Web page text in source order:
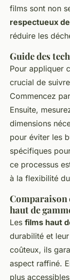
films sont non
respectueux
réduire les
Guide des
Pour appliquer
crucial de
Commencez
Ensuite,
dimensions
pour éviter les
spécifiques
ce processus
à la flexibilité
Comparaison
haut de
Les films haut
durabilité et
coûteux, ils
aspect raffiné.
plus